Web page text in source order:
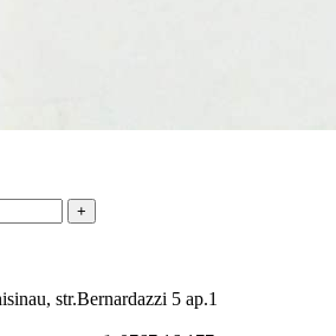
str.Bernardazzi 5 ap.1